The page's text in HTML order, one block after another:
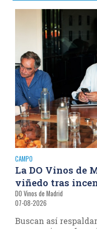
CAMPO
La DO Vinos de
viñedo tras
DO Vinos de Madrid
07-08-2026
Buscan así